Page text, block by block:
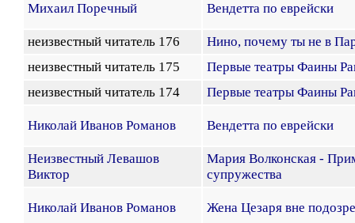
Михаил Поречный Вендетта по еврейски
неизвестный читатель 176
Нино, почему ты не в
неизвестный читатель 175
Первые театры Фаины
неизвестный читатель 174
Первые театры Фаины
Николай Иванов Романов Вендетта по еврейски
Неизвестный Левашов
Виктор
Мария Волконская -
супружества
Николай Иванов Романов Жена Цезаря вне